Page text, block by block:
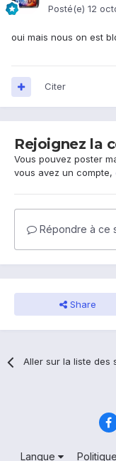
Posté(e) 12
oui mais nous on est
Citer
Rejoignez la
Vous pouvez poster
vous avez un compte,
Répondre à ce
Share
Aller sur la liste des
Langue